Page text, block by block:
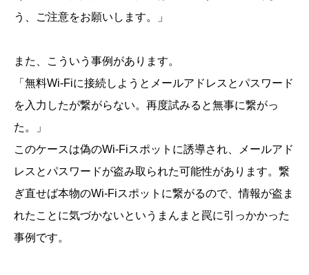
う、ご注意をお願いします。」
また、こういう事例があります。
「無料Wi-Fiに接続しようとメールアドレスとパスワード
を入力したが繋がらない。再度試みると無事に繋がっ
た。」
このケースは偽のWi-Fiスポットに誘導され、メールアド
レスとパスワードが盗み取られた可能性があります。繋
ぎ直せば本物のWi-Fiスポットに繋がるので、情報が盗ま
れたことに気づかないというまんまと罠に引っかかった
事例です。